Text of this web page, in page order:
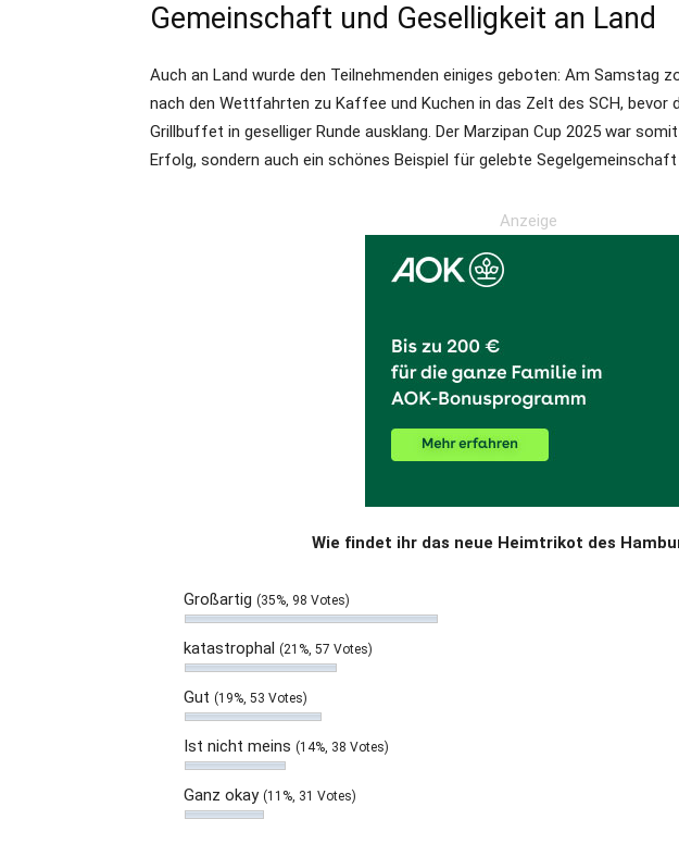
Gemeinschaft und Geselligkeit an Land
Auch an Land wurde den Teilnehmenden einiges geboten: Am Samstag
nach den Wettfahrten zu Kaffee und Kuchen in das Zelt des SCH, bevor
Grillbuffet in geselliger Runde ausklang. Der Marzipan Cup 2025 war
Erfolg, sondern auch ein schönes Beispiel für gelebte
Anzeige
Wie findet ihr das neue Heimtrikot des
Großartig (35%, 98 Votes)
katastrophal (21%, 57 Votes)
Gut (19%, 53 Votes)
Ist nicht meins (14%, 38 Votes)
Ganz okay (11%, 31 Votes)